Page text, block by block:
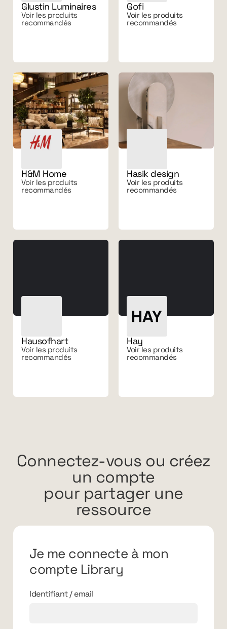
Glustin Luminaires
Voir les produits
recommandés
Gofi
Voir les produits
recommandés
H&M Home
Voir les produits
recommandés
Hasik design
Voir les produits
recommandés
Hausofhart
Voir les produits
recommandés
Hay
Voir les produits
recommandés
Connectez-vous ou créez
un compte
pour partager une
ressource
Je me connecte à mon
compte Library
Identifiant / email